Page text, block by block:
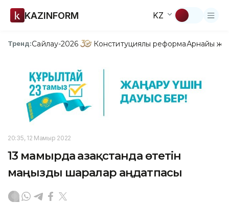
KAZINFORM KZ
Тренд:Сайлау-2026 Конституциялық реформаАрнайы
20:35, 12 Мамыр 2022
13 мамырда Қазақстанда өтетін
маңызды шаралар аңдатпасы